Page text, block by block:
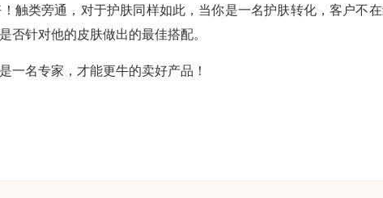
触类旁通，对于护肤同样如此，当你是一名护肤转化，客户不
否针对他的皮肤做出的最佳搭配。
一名专家，才能更牛的卖好产品！